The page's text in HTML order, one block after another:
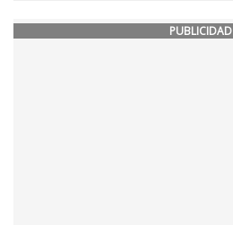
PUBLICIDAD